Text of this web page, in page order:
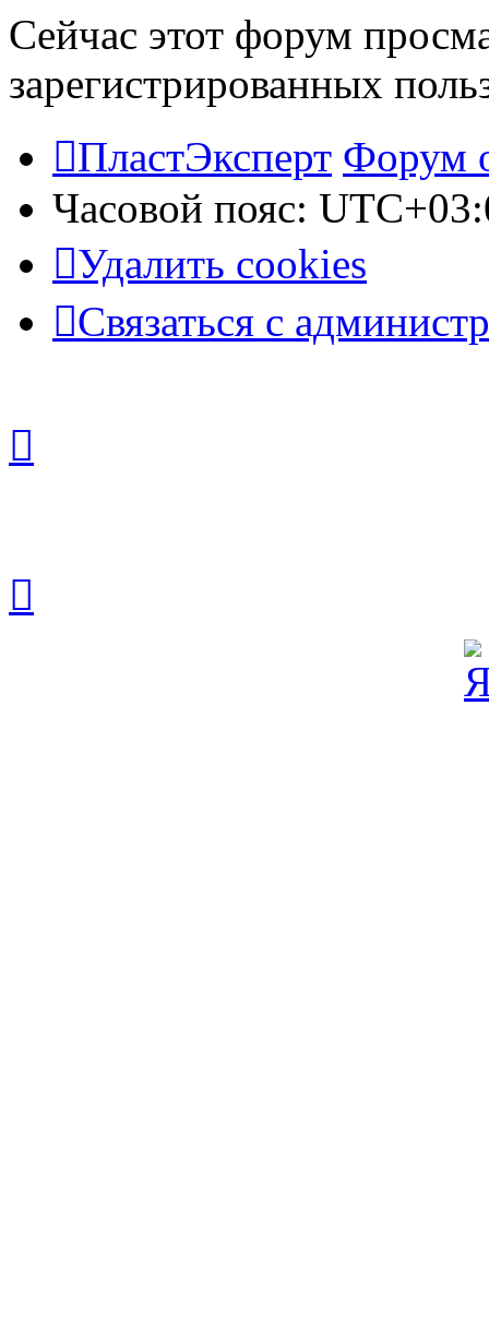
Сейчас этот форум
зарегистрированных
ПластЭксперт Форум
Часовой пояс:
Удалить cookies
Связаться с